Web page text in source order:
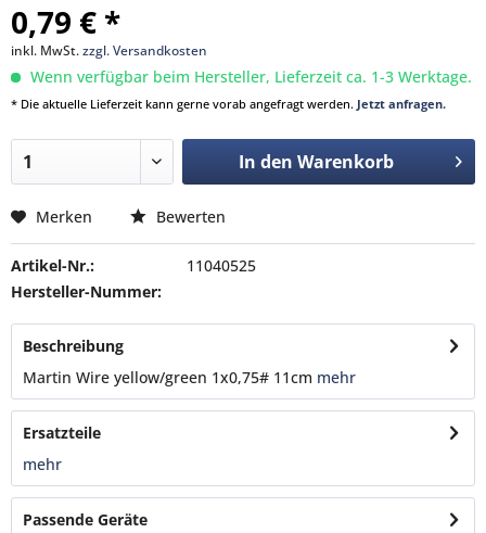
0,79 € *
inkl. MwSt.zzgl. Versandkosten
Wenn verfügbar beim Hersteller, Lieferzeit ca. 1-3 Werktage.
* Die aktuelle Lieferzeit kann gerne vorab angefragt werden. Jetzt anfragen.
In den Warenkorb
Merken Bewerten
Artikel-Nr.:
11040525
Hersteller-Nummer:
Beschreibung
Martin Wire yellow/green 1x0,75# 11cm mehr
Ersatzteile
mehr
Passende Geräte